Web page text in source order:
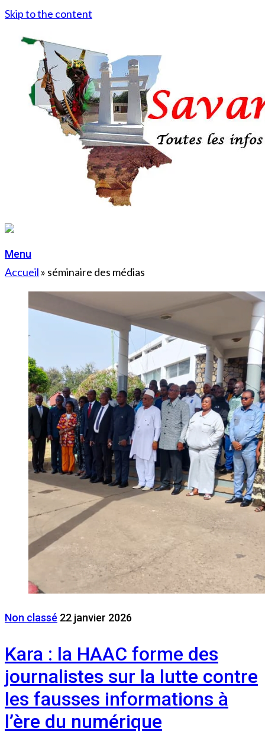
Skip to the content
Menu
Accueil » séminaire des médias
Non classé 22 janvier 2026
Kara : la HAAC forme des
journalistes sur la lutte contre
les fausses informations à
l’ère du numérique